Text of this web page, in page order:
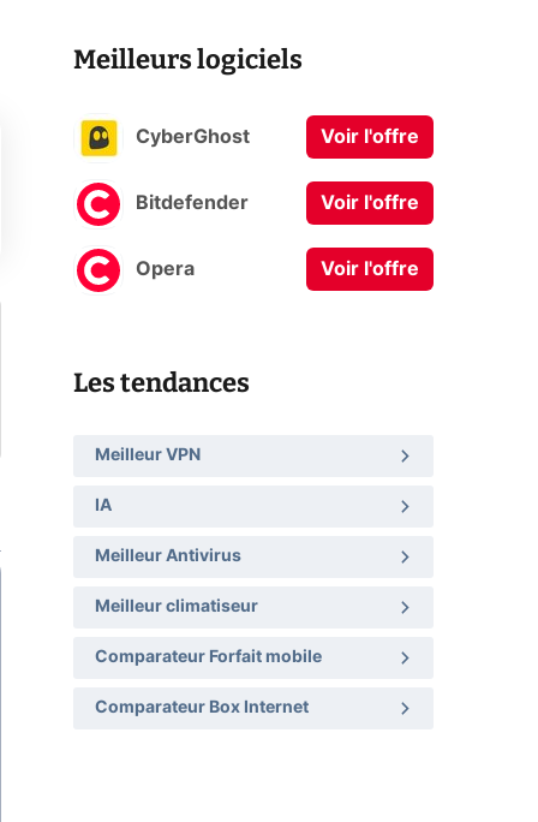
Meilleurs logiciels
CyberGhost Voir l'offre
Bitdefender Voir l'offre
Opera Voir l'offre
Les tendances
Meilleur VPN
IA
Meilleur Antivirus
Meilleur climatiseur
Comparateur Forfait mobile
Comparateur Box Internet